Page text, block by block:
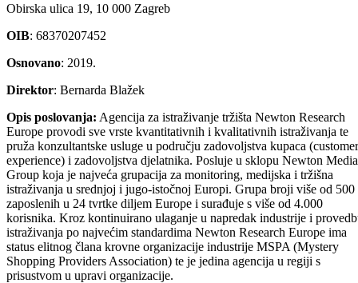
Obirska ulica 19, 10 000 Zagreb
OIB: 68370207452
Osnovano: 2019.
Direktor: Bernarda Blažek
Opis poslovanja: Agencija za istraživanje tržišta Newton Research
Europe provodi sve vrste kvantitativnih i kvalitativnih istraživanja te
pruža konzultantske usluge u području zadovoljstva kupaca (customer
experience) i zadovoljstva djelatnika. Posluje u sklopu Newton Media
Group koja je najveća grupacija za monitoring, medijska i tržišna
istraživanja u srednjoj i jugo-istočnoj Europi. Grupa broji više od 500
zaposlenih u 24 tvrtke diljem Europe i surađuje s više od 4.000
korisnika. Kroz kontinuirano ulaganje u napredak industrije i
istraživanja po najvećim standardima Newton Research Europe ima
status elitnog člana krovne organizacije industrije MSPA (Mystery
Shopping Providers Association) te je jedina agencija u regiji s
prisustvom u upravi organizacije.